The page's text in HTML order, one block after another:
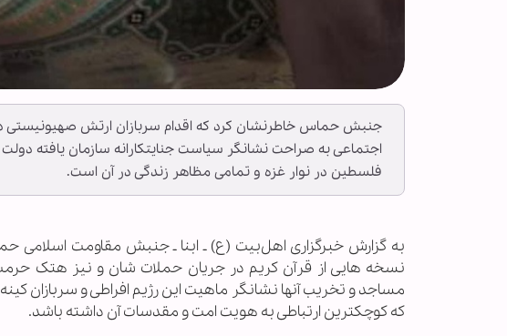
جنبش حماس خاطرنشان کرد که اقدام سربازان ارتش صهیونیستی
اجتماعی به صراحت نشانگر سیاست جنایتکارانه سازمان یافته
فلسطین در نوار غزه و تمامی مظاهر زندگی در آن است.
به گزارش خبرگزاری اهل‌بیت (ع) ـ ابنا ـ جنبش مقاومت اسلامی
نسخه هایی از قرآن کریم در جریان حملات شان و نیز هتک
مساجد و تخریب آنها نشانگر ماهیت این رژیم افراطی و سربازان
که کوچکترین ارتباطی به هویت امت و مقدسات آن داشته باشد.